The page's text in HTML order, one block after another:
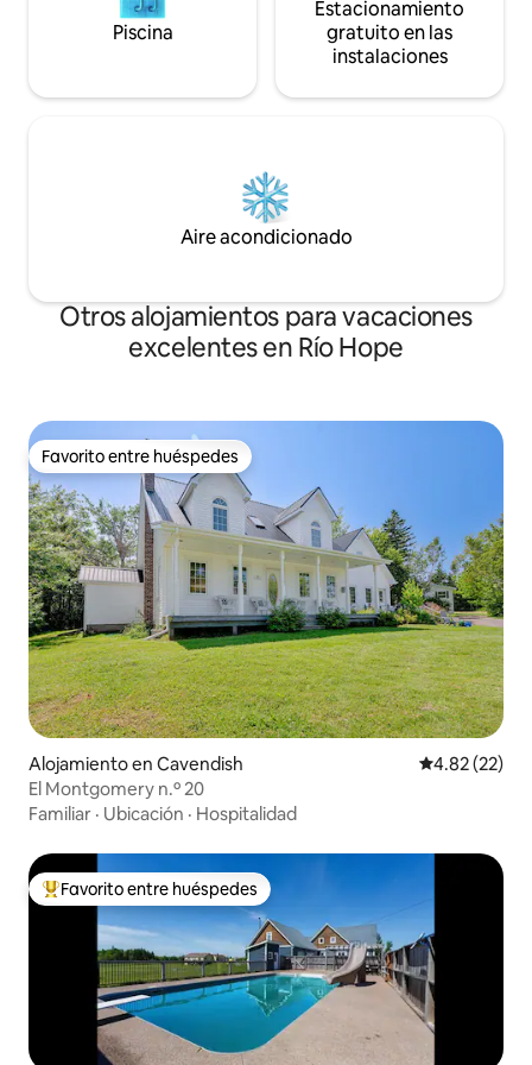
Piscina
Estacionamiento
gratuito en las
instalaciones
Aire acondicionado
Otros alojamientos para vacaciones
excelentes en Río Hope
Favorito entre huéspedes
Favorito entre huéspedes
Alojamiento en Cavendish Calificación
4.82 (22)
El Montgomery n.º 20
Familiar · Ubicación · Hospitalidad
Favorito entre huéspedes preferido
Favorito entre huéspedes